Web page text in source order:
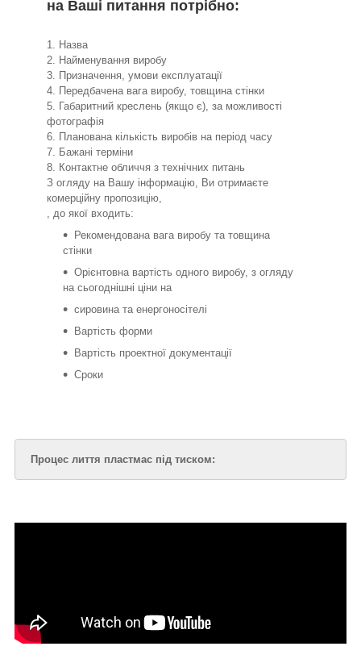
на Ваші питання потрібно:
1. Назва
2. Найменування виробу
3. Призначення, умови експлуатації
4. Передбачена вага виробу, товщина стінки
5. Габаритний креслень (якщо є), за можливості
фотографія
6. Планована кількість виробів на період часу
7. Бажані терміни
8. Контактне обличчя з технічних питань
З огляду на Вашу інформацію, Ви отримаєте
комерційну пропозицію,
, до якої входить:
Рекомендована вага виробу та товщина
стінки
Орієнтовна вартість одного виробу, з огляду
на сьогоднішні ціни на
сировина та енергоносітелі
Вартість форми
Вартість проектної документації
Сроки
Процес лиття пластмас під тиском: